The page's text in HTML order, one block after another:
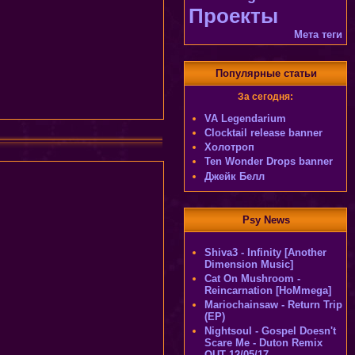
Проекты
Мета теги
Популярные статьи
За сегодня:
VA Legendarium
Clocktail release banner
Холотроп
Ten Wonder Drops banner
Джейк Белл
Psy News
Shiva3 - Infinity [Another
Dimension Music]
Cat On Mushroom -
Reincarnation [HoMmega]
Mariochainsaw - Return Trip
(EP)
Nightsoul - Gospel Doesn't
Scare Me - Duton Remix